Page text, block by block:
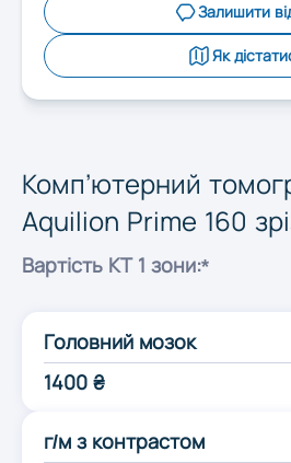
Київ
Луцьк
Львів
Миколаїв
Залишити
Як
Комп’ютерний
Aquilion Prime 160
Вартість КТ 1 зони:*
Головний мозок
1400 ₴
г/м з контрастом